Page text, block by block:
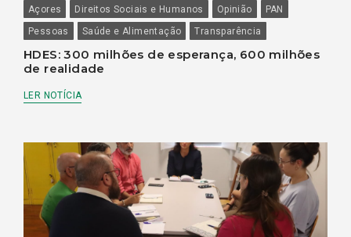
Açores Direitos Sociais e Humanos Opinião
PAN
Pessoas
Saúde e Alimentação Transparência
HDES: 300 milhões de esperança, 600 milhões
de realidade
LER NOTÍCIA